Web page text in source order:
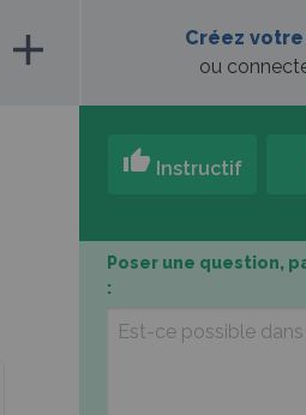
add
Créez
ou
thumb_up Instructif
Poser une question,
: